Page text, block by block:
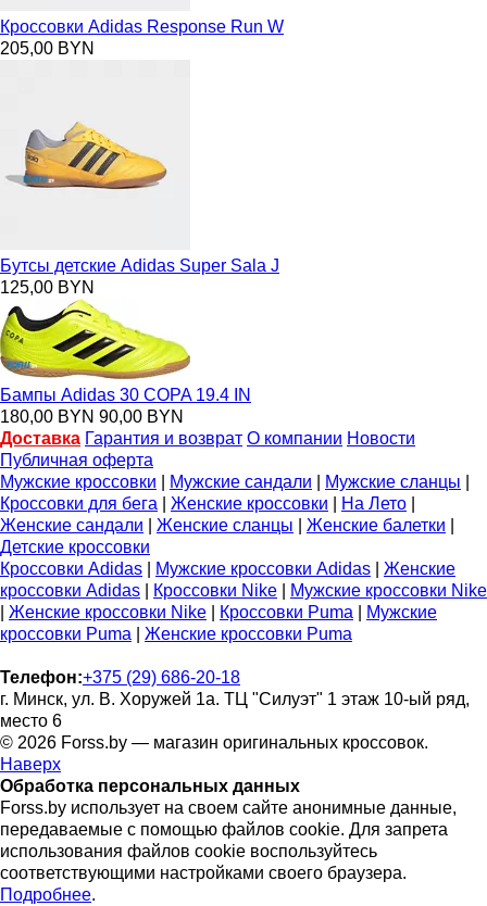
Кроссовки Adidas Response Run W
205,00 BYN
Бутсы детские Adidas Super Sala J
125,00 BYN
Бампы Adidas 30 COPA 19.4 IN
180,00 BYN 90,00 BYN
Доставка Гарантия и возврат О компании Новости
Публичная оферта
Мужские кроссовки
Мужские сандали Мужские сланцы
Кроссовки для бега
Женские кроссовки На Лето
Женские сандали
Женские сланцы Женские балетки
Детские кроссовки
Кроссовки Adidas
Мужские кроссовки Adidas
Женские
кроссовки Adidas
Кроссовки Nike
Мужские кроссовки Nike
Женские кроссовки Nike Кроссовки Puma
Мужские
кроссовки Puma
Женские кроссовки Puma
Телефон:+375 (29) 686-20-18
г. Минск, ул. В. Хоружей 1а. ТЦ "Силуэт" 1 этаж 10-ый ряд,
место 6
© 2026 Forss.by — магазин оригинальных кроссовок.
Наверх
Обработка персональных данных
Forss.by использует на своем сайте анонимные данные,
передаваемые с помощью файлов cookie. Для запрета
использования файлов cookie воспользуйтесь
соответствующими настройками своего браузера.
Подробнее.